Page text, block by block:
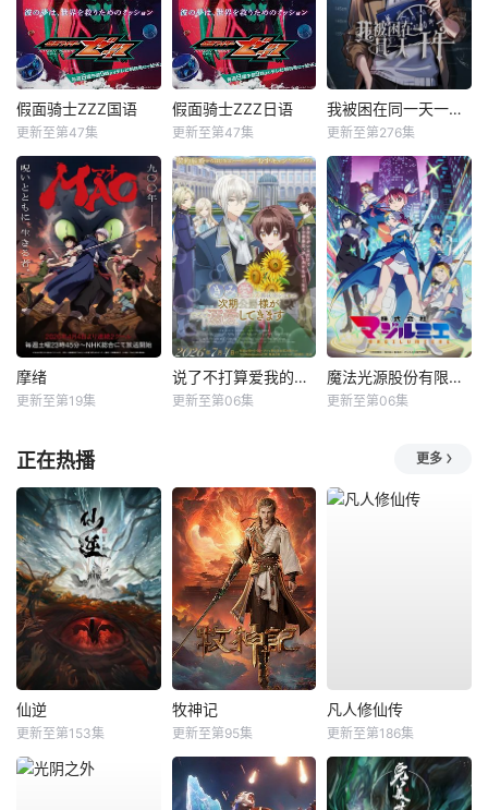
假面骑士ZZZ国语
更新至第47集
假面骑士ZZZ日语
更新至第47集
我被困在同一天一千年动态漫
更新至第276集
摩绪
更新至第19集
说了不打算爱我的公爵继承人，不知为何对我宠爱有加
更新至第06集
魔法光源股份有限公司第二季
更新至第06集
正在热播 更多
仙逆
更新至第153集
牧神记
更新至第95集
凡人修仙传
更新至第186集